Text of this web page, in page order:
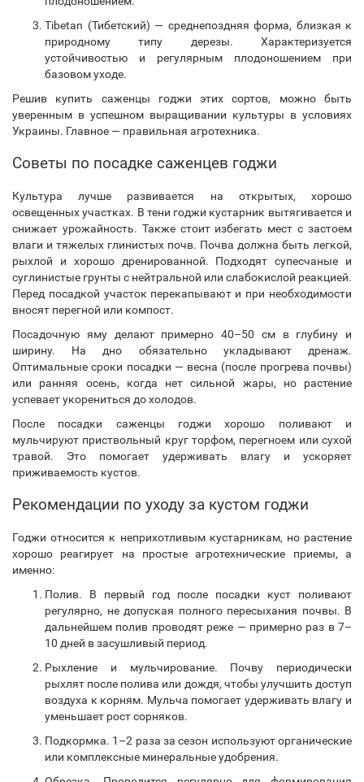
Tibetan (Тибетский) — среднепоздняя форма, близкая к
природному типу дерезы. Характеризуется
устойчивостью и регулярным плодоношением при
базовом уходе.
Решив купить саженцы годжи этих сортов, можно быть
уверенным в успешном выращивании культуры в условиях
Украины. Главное — правильная агротехника.
Советы по посадке саженцев годжи
Культура лучше развивается на открытых, хорошо
освещенных участках. В тени годжи кустарник вытягивается и
снижает урожайность. Также стоит избегать мест с застоем
влаги и тяжелых глинистых почв. Почва должна быть легкой,
рыхлой и хорошо дренированной. Подходят супесчаные и
суглинистые грунты с нейтральной или слабокислой реакцией.
Перед посадкой участок перекапывают и при необходимости
вносят перегной или компост.
Посадочную яму делают примерно 40–50 см в глубину и
ширину. На дно обязательно укладывают дренаж.
Оптимальные сроки посадки — весна (после прогрева почвы)
или ранняя осень, когда нет сильной жары, но растение
успевает укорениться до холодов.
После посадки саженцы годжи хорошо поливают и
мульчируют приствольный круг торфом, перегноем или сухой
травой. Это помогает удерживать влагу и ускоряет
приживаемость кустов.
Рекомендации по уходу за кустом годжи
Годжи относится к неприхотливым кустарникам, но растение
хорошо реагирует на простые агротехнические приемы, а
именно:
Полив. В первый год после посадки куст поливают
регулярно, не допуская полного пересыхания почвы. В
дальнейшем полив проводят реже — примерно раз в 7–
10 дней в засушливый период.
Рыхление и мульчирование. Почву периодически
рыхлят после полива или дождя, чтобы улучшить доступ
воздуха к корням. Мульча помогает удерживать влагу и
уменьшает рост сорняков.
Подкормка. 1–2 раза за сезон используют органические
или комплексные минеральные удобрения.